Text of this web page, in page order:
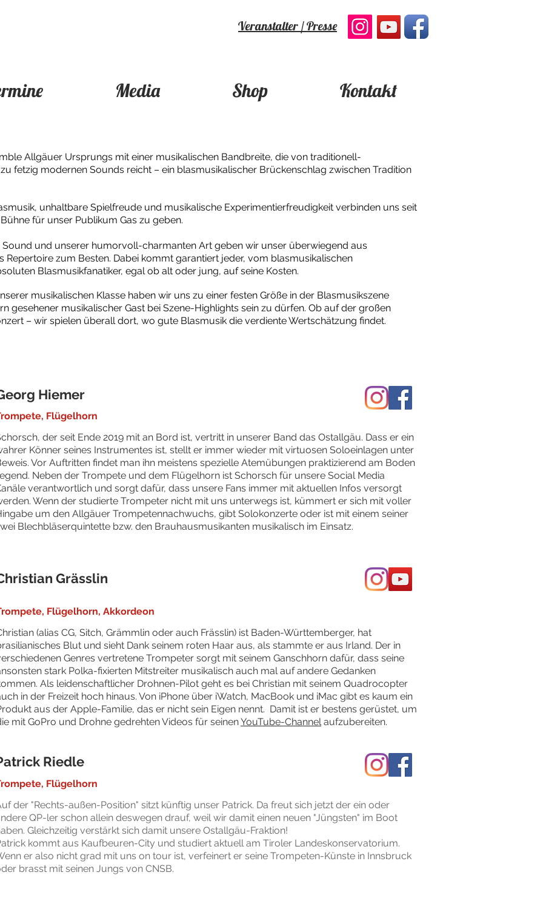
Veranstalter / Presse
Media Shop Kontakt
Allgäuer Ursprungs mit einer musikalischen Bandbreite, die von traditionell-
fetzig modernen Sounds reicht – ein blasmusikalischer Brückenschlag zwischen Tradition
unhaltbare Spielfreude und musikalische Experimentierfreudigkeit verbinden uns seit
für unser Publikum Gas zu geben.
und unserer humorvoll-charmanten Art geben wir unser überwiegend aus
Repertoire zum Besten. Dabei kommt garantiert jeder, vom blasmusikalischen
Blasmusikfanatiker, egal ob alt oder jung, auf seine Kosten.
musikalischen Klasse haben wir uns zu einer festen Größe in der Blasmusikszene
gesehener musikalischer Gast bei Szene-Highlights sein zu dürfen. Ob auf der großen
– wir spielen überall dort, wo gute Blasmusik die verdiente Wertschätzung findet.
Hiemer
Flügelhorn
der seit Ende 2019 mit an Bord ist, vertritt in unserer Band das Ostallgäu. Dass er ein
Könner seines Instrumentes ist, stellt er immer wieder mit virtuosen Soloeinlagen unter
Vor Auftritten findet man ihn meistens spezielle Atemübungen praktizierend am Boden
Neben der Trompete und dem Flügelhorn ist Schorsch für unsere Social Media
verantwortlich und sorgt dafür, dass unsere Fans immer mit aktuellen Infos versorgt
Wenn der studierte Trompeter nicht mit uns unterwegs ist, kümmert er sich mit voller
um den Allgäuer Trompetennachwuchs, gibt Solokonzerte oder ist mit einem seiner
Blechbläserquintette bzw. den Brauhausmusikanten musikalisch im Einsatz.
Grässlin
Flügelhorn, Akkordeon
(alias CG, Sitch, Grämmlin oder auch Frässlin) ist Baden-Württemberger, hat
Blut und sieht Dank seinem roten Haar aus, als stammte er aus Irland. Der in
Genres vertretene Trompeter sorgt mit seinem Ganschhorn dafür, dass seine
stark Polka-fixierten Mitstreiter musikalisch auch mal auf andere Gedanken
Als leidenschaftlicher Drohnen-Pilot geht es bei Christian mit seinem Quadrocopter
in der Freizeit hoch hinaus. Von iPhone über iWatch, MacBook und iMac gibt es kaum ein
aus der Apple-Familie, das er nicht sein Eigen nennt. Damit ist er bestens gerüstet, um
mit GoPro und Drohne gedrehten Videos für seinenYouTube-Channelaufzubereiten.
Riedle
Flügelhorn
der "Rechts-außen-Position" sitzt künftig unser Patrick. Da freut sich jetzt der ein oder
QP-ler schon allein deswegen drauf, weil wir damit einen neuen "Jüngsten" im Boot
Gleichzeitig verstärkt sich damit unsere Ostallgäu-Fraktion!
kommt aus Kaufbeuren-City und studiert aktuell am Tiroler Landeskonservatorium.
er also nicht grad mit uns on tour ist, verfeinert er seine Trompeten-Künste in Innsbruck
brasst mit seinen Jungs von CNSB.